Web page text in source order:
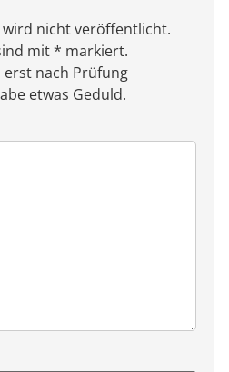
wird nicht veröffentlicht.
mit * markiert.
nach Prüfung
etwas Geduld.